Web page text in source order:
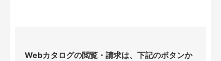
Webカタログの閲覧・請求は、下記のボタンか